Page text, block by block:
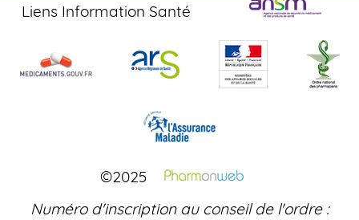
Liens Information Santé
©2025
Numéro d'inscription au conseil de l'ordre :